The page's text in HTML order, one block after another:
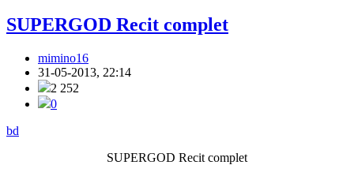
SUPERGOD Recit complet
mimino16
31-05-2013, 22:14
2 252
0
bd
SUPERGOD Recit complet